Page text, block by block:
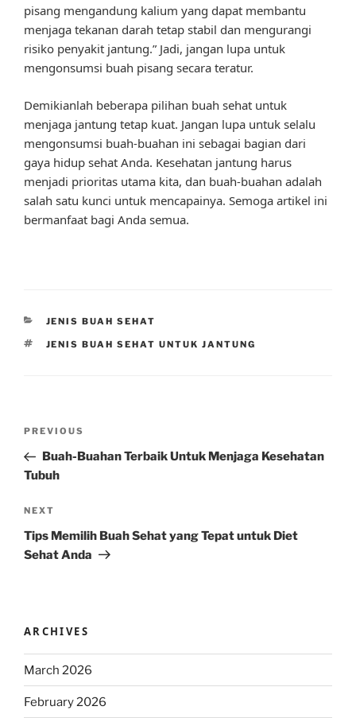
pisang mengandung kalium yang dapat membantu
menjaga tekanan darah tetap stabil dan mengurangi
risiko penyakit jantung.” Jadi, jangan lupa untuk
mengonsumsi buah pisang secara teratur.
Demikianlah beberapa pilihan buah sehat untuk
menjaga jantung tetap kuat. Jangan lupa untuk selalu
mengonsumsi buah-buahan ini sebagai bagian dari
gaya hidup sehat Anda. Kesehatan jantung harus
menjadi prioritas utama kita, dan buah-buahan adalah
salah satu kunci untuk mencapainya. Semoga artikel ini
bermanfaat bagi Anda semua.
CATEGORIES
JENIS BUAH SEHAT
TAGS
JENIS BUAH SEHAT UNTUK JANTUNG
Previous
Post
PREVIOUS
Buah-Buahan Terbaik Untuk Menjaga Kesehatan
Tubuh
Next
Post
NEXT
Tips Memilih Buah Sehat yang Tepat untuk Diet
Sehat Anda
ARCHIVES
March 2026
February 2026